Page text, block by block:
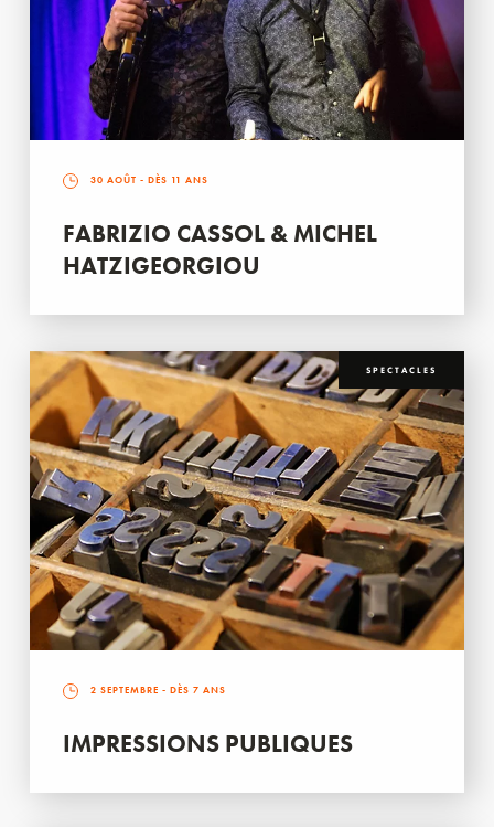
30 AOÛT - DÈS 11 ANS
FABRIZIO CASSOL & MICHEL
HATZIGEORGIOU
SPECTACLES
2 SEPTEMBRE - DÈS 7 ANS
IMPRESSIONS PUBLIQUES